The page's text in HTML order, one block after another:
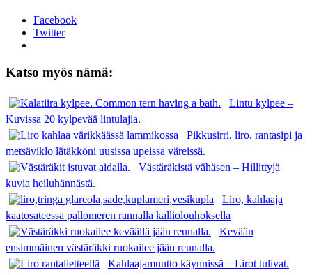
Facebook
Twitter
Katso myös nämä:
Lintu kylpee –
Kuvissa 20 kylpevää lintulajia.
Pikkusirri, liro, rantasipi ja
metsäviklo lätäkköni uusissa upeissa väreissä.
Västäräkistä vähäsen – Hillittyjä
kuvia heiluhännästä.
Liro, kahlaaja
kaatosateessa pallomeren rannalla kalliolouhoksella
Kevään
ensimmäinen västäräkki ruokailee jään reunalla.
Kahlaajamuutto käynnissä – Lirot tulivat.